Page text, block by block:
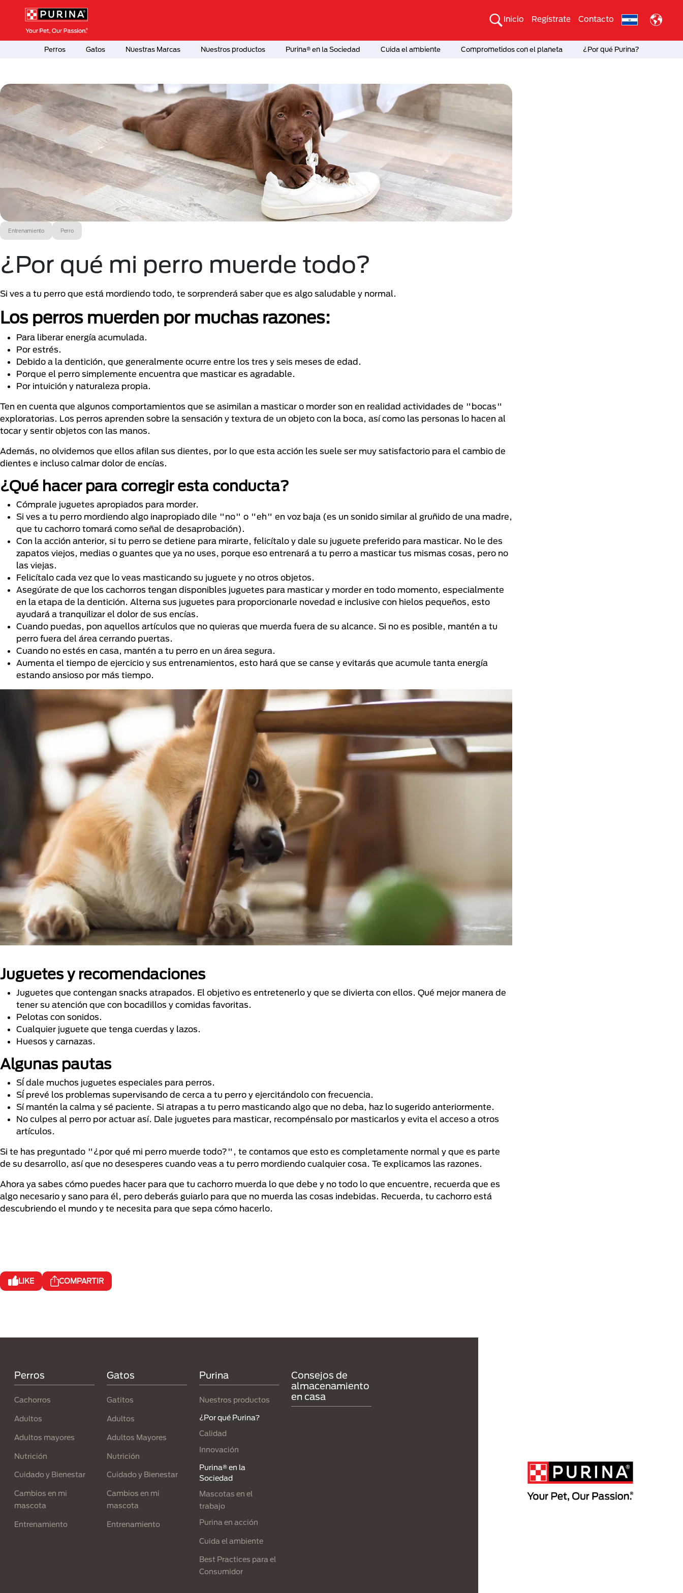
Pasar al contenido principal
Menú Secundario Purina
Inicio Regístrate Contacto
Menú Principal Purina
Perros Gatos Nuestras Marcas Nuestros productos Purina® en la Sociedad Cuida el ambiente Comprometidos con el planeta ¿Por qué Purina?
Entrenamiento Perro
¿Por qué mi perro muerde todo?
Si ves a tu perro que está mordiendo todo, te sorprenderá saber que es algo saludable y normal.
Los perros muerden por muchas razones:
Para liberar energía acumulada.
Por estrés.
Debido a la dentición, que generalmente ocurre entre los tres y seis meses de edad.
Porque el perro simplemente encuentra que masticar es agradable.
Por intuición y naturaleza propia.
Ten en cuenta que algunos comportamientos que se asimilan a masticar o morder son en realidad actividades de "bocas"
exploratorias. Los perros aprenden sobre la sensación y textura de un objeto con la boca, así como las personas lo hacen al
tocar y sentir objetos con las manos.
Además, no olvidemos que ellos afilan sus dientes, por lo que esta acción les suele ser muy satisfactorio para el cambio de
dientes e incluso calmar dolor de encías.
¿Qué hacer para corregir esta conducta?
Cómprale juguetes apropiados para morder.
Si ves a tu perro mordiendo algo inapropiado dile "no" o "eh" en voz baja (es un sonido similar al gruñido de una madre,
que tu cachorro tomará como señal de desaprobación).
Con la acción anterior, si tu perro se detiene para mirarte, felicítalo y dale su juguete preferido para masticar. No le des
zapatos viejos, medias o guantes que ya no uses, porque eso entrenará a tu perro a masticar tus mismas cosas, pero no
las viejas.
Felicítalo cada vez que lo veas masticando su juguete y no otros objetos.
Asegúrate de que los cachorros tengan disponibles juguetes para masticar y morder en todo momento, especialmente
en la etapa de la dentición. Alterna sus juguetes para proporcionarle novedad e inclusive con hielos pequeños, esto
ayudará a tranquilizar el dolor de sus encías.
Cuando puedas, pon aquellos artículos que no quieras que muerda fuera de su alcance. Si no es posible, mantén a tu
perro fuera del área cerrando puertas.
Cuando no estés en casa, mantén a tu perro en un área segura.
Aumenta el tiempo de ejercicio y sus entrenamientos, esto hará que se canse y evitarás que acumule tanta energía
estando ansioso por más tiempo.
Juguetes y recomendaciones
Juguetes que contengan snacks atrapados. El objetivo es entretenerlo y que se divierta con ellos. Qué mejor manera de
tener su atención que con bocadillos y comidas favoritas.
Pelotas con sonidos.
Cualquier juguete que tenga cuerdas y lazos.
Huesos y carnazas.
Algunas pautas
SÍ dale muchos juguetes especiales para perros.
SÍ prevé los problemas supervisando de cerca a tu perro y ejercitándolo con frecuencia.
Sí mantén la calma y sé paciente. Si atrapas a tu perro masticando algo que no deba, haz lo sugerido anteriormente.
No culpes al perro por actuar así. Dale juguetes para masticar, recompénsalo por masticarlos y evita el acceso a otros
artículos.
Si te has preguntado "¿por qué mi perro muerde todo?", te contamos que esto es completamente normal y que es parte
de su desarrollo, así que no desesperes cuando veas a tu perro mordiendo cualquier cosa. Te explicamos las razones.
Ahora ya sabes cómo puedes hacer para que tu cachorro muerda lo que debe y no todo lo que encuentre, recuerda que es
algo necesario y sano para él, pero deberás guiarlo para que no muerda las cosas indebidas. Recuerda, tu cachorro está
descubriendo el mundo y te necesita para que sepa cómo hacerlo.
LIKE COMPARTIR
Perros
Cachorros
Adultos
Adultos mayores
Nutrición
Cuidado y Bienestar
Cambios en mi
mascota
Entrenamiento
Gatos
Gatitos
Adultos
Adultos Mayores
Nutrición
Cuidado y Bienestar
Cambios en mi
mascota
Entrenamiento
Purina
Nuestros productos
¿Por qué Purina?
Calidad
Innovación
Purina® en la
Sociedad
Mascotas en el
trabajo
Purina en acción
Cuida el ambiente
Best Practices para el
Consumidor
Consejos de
almacenamiento
en casa